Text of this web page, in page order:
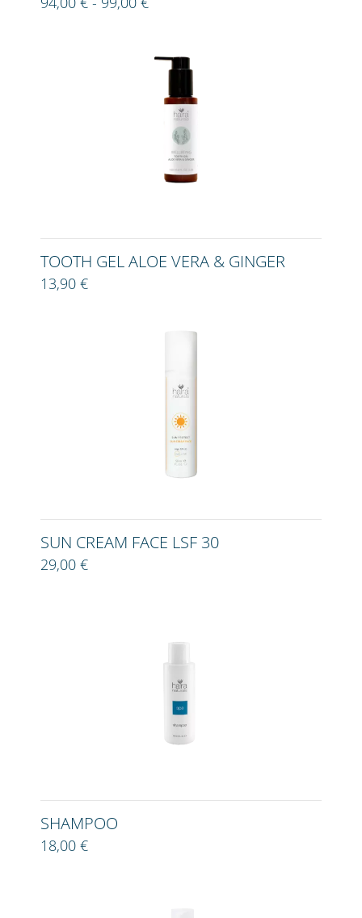
TOOTH GEL ALOE VERA & GINGER
13,90 €
SUN CREAM FACE LSF 30
29,00 €
SHAMPOO
18,00 €